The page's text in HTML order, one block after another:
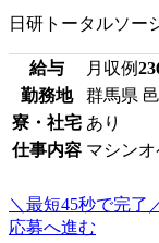
日研トータルソー
給与 月収例
勤務地
群馬県
寮・社宅 あり
仕事内容 マシン
＼最短45秒で完了
応募へ進む